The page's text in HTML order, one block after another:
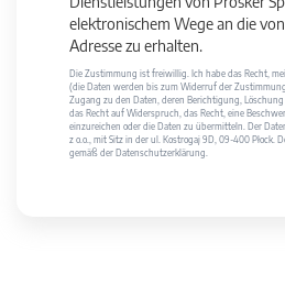
elektronischem Wege an die
Adresse zu erhalten.
Die Zustimmung ist freiwillig. Ich habe das Recht,
(die Daten werden bis zum Widerruf der
Zugang zu den Daten, deren Berichtigung,
das Recht auf Widerspruch, das Recht, eine
einzureichen oder die Daten zu übermitteln. Der
z o.o., mit Sitz in der ul. Kostrogaj 9D, 09-400 Płock.
gemäß der Datenschutzerklärung.